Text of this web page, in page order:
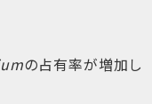
の占有率が増加し